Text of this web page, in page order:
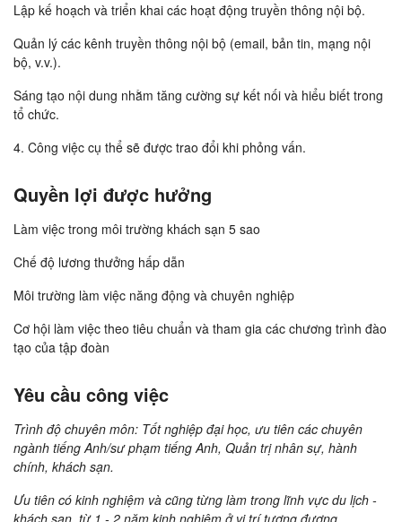
Lập kế hoạch và triển khai các hoạt động truyền thông nội bộ.
Quản lý các kênh truyền thông nội bộ (email, bản tin, mạng nội
bộ, v.v.).
Sáng tạo nội dung nhằm tăng cường sự kết nối và hiểu biết trong
tổ chức.
4. Công việc cụ thể sẽ được trao đổi khi phỏng vấn.
Quyền lợi được hưởng
Làm việc trong môi trường khách sạn 5 sao
Chế độ lương thưởng hấp dẫn
Môi trường làm việc năng động và chuyên nghiệp
Cơ hội làm việc theo tiêu chuẩn và tham gia các chương trình đào
tạo của tập đoàn
Yêu cầu công việc
Trình độ chuyên môn: Tốt nghiệp đại học, ưu tiên các chuyên
ngành tiếng Anh/sư phạm tiếng Anh, Quản trị nhân sự, hành
chính, khách sạn.
Ưu tiên có kinh nghiệm và cũng từng làm trong lĩnh vực du lịch -